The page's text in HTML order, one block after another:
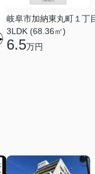
岐阜市加納東丸町１丁
3LDK (68.36㎡)
6.5万円